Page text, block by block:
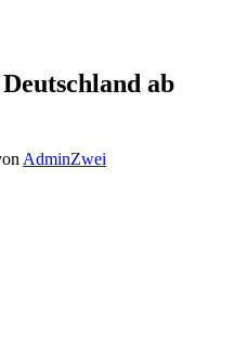
ab
AdminZwei